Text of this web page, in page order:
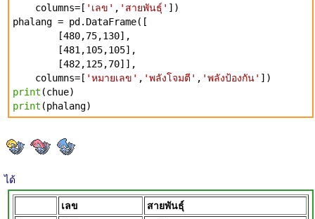
columns=[ 'เลข' , 'สายพันธุ์' ])
phalang = pd.DataFrame([
[480,75,130],
[481,105,105],
[482,125,70]],
columns=[ 'หมายเลข' , 'พลังโจมตี' , 'พลังป้องกัน' ])
print (chue)
print (phalang)
ได้
เลข
สายพันธุ์